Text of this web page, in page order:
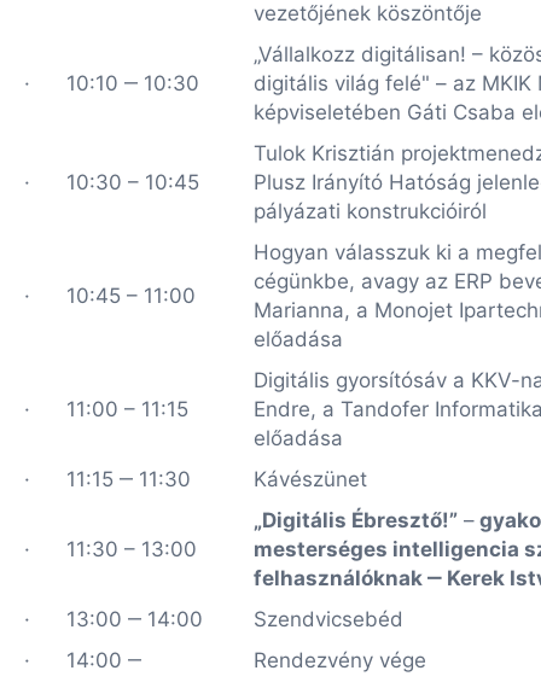
vezetőjének köszöntője
· 10:10 ‒ 10:30
„Vállalkozz digitálisan! –
digitális világ felé" – az MKIK
képviseletében Gáti Csaba
· 10:30 – 10:45
Tulok Krisztián
Plusz Irányító Hatóság
pályázati konstrukcióiról
· 10:45 – 11:00
Hogyan válasszuk ki a
cégünkbe, avagy az ERP
Marianna, a Monojet
előadása
· 11:00 – 11:15
Digitális gyorsítósáv a KKV-
Endre, a Tandofer
előadása
· 11:15 ‒ 11:30
Kávészünet
· 11:30 – 13:00
„Digitális Ébresztő!” –
mesterséges intelligencia
felhasználóknak ‒ Kerek
· 13:00 ‒ 14:00
Szendvicsebéd
· 14:00 ‒
Rendezvény vége